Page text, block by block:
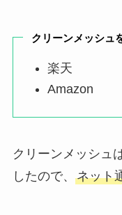
クリーンメッシュ
楽天
Amazon
クリーンメッシュ
したので、 ネット